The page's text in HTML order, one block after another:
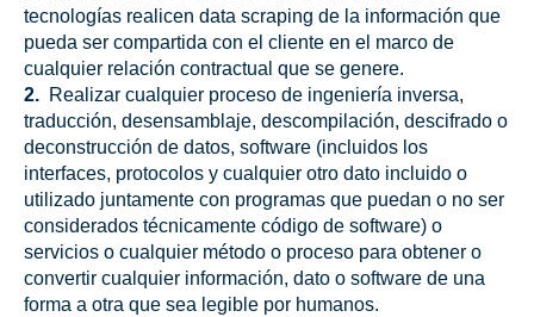
tecnologías realicen data scraping de la información que
pueda ser compartida con el cliente en el marco de
cualquier relación contractual que se genere.
2. Realizar cualquier proceso de ingeniería inversa,
traducción, desensamblaje, descompilación, descifrado o
deconstrucción de datos, software (incluidos los
interfaces, protocolos y cualquier otro dato incluido o
utilizado juntamente con programas que puedan o no ser
considerados técnicamente código de software) o
servicios o cualquier método o proceso para obtener o
convertir cualquier información, dato o software de una
forma a otra que sea legible por humanos.